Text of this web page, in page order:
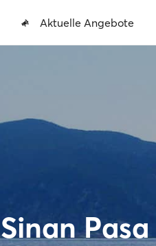
Aktuelle Angebote
Sinan Pasa